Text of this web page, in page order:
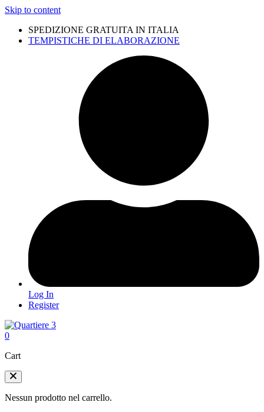
Skip to content
SPEDIZIONE GRATUITA IN ITALIA
TEMPISTICHE DI ELABORAZIONE
Log In
Register
0
Cart
Nessun prodotto nel carrello.